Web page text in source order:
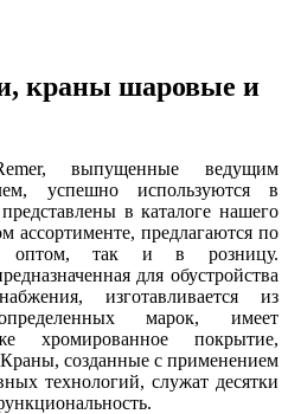
краны шаровые и
выпущенные ведущим
успешно используются в
в каталоге нашего
ассортименте, предлагаются по
оптом, так и в розницу.
для обустройства
изготавливается из
марок, имеет
хромированное покрытие,
созданные с применением
технологий, служат десятки